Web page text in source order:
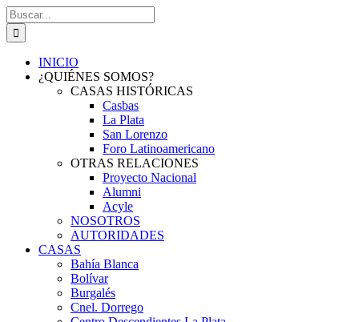
Saltar
al
contenido
Buscar:
INICIO
¿QUIÉNES SOMOS?
CASAS HISTÓRICAS
Casbas
La Plata
San Lorenzo
Foro Latinoamericano
OTRAS RELACIONES
Proyecto Nacional
Alumni
Acyle
NOSOTROS
AUTORIDADES
CASAS
Bahía Blanca
Bolívar
Burgalés
Cnel. Dorrego